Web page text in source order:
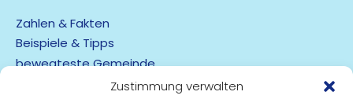
Zustimmung verwalten
Zahlen & Fakten
Beispiele & Tipps
bewegteste Gemeinde